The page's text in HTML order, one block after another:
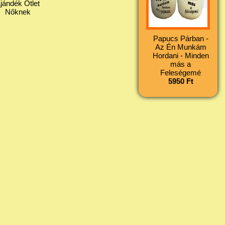
Ötlet
Nőknek
Papucs Párban -
Az Én Munkám
Hordani - Minden
más a
Feleségemé
5950 Ft